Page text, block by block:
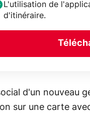
L'utilisation de
d'itinéraire.
d'un nouveau
sur une carte